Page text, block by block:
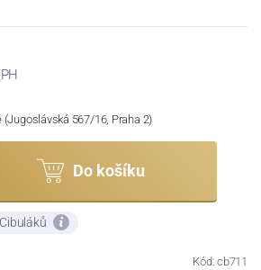
(Jugoslávská 567/16, Praha 2)
Do košíku
Kód: cb711